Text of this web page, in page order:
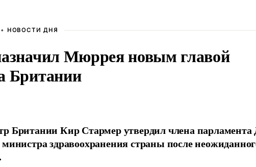
НОВОСТИ ДНЯ
Мюррея новым главой
Британии
Британии Кир Стармер утвердил члена
здравоохранения страны после